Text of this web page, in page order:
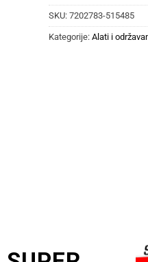
SKU: 7202783-515485
Kategorije: Alati i